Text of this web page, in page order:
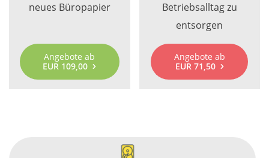
neues Büropapier
Angebote ab
EUR 109,00
Betriebsalltag zu
entsorgen
Angebote ab
EUR 71,50